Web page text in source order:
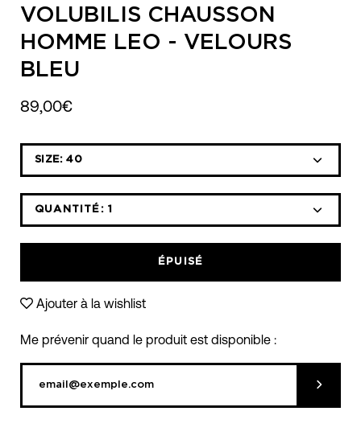
VOLUBILIS CHAUSSON
HOMME LEO - VELOURS
BLEU
89,00€
SIZE: 40
Sélectionnez
la
liste
déroulante
des
QUANTITÉ: 1
ÉPUISÉ
Ajouter à la wishlist
Me prévenir quand le produit est disponible :